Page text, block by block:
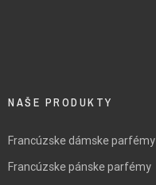
NAŠE PRODUKTY
Francúzske dámske parfémy
Francúzske pánske parfémy